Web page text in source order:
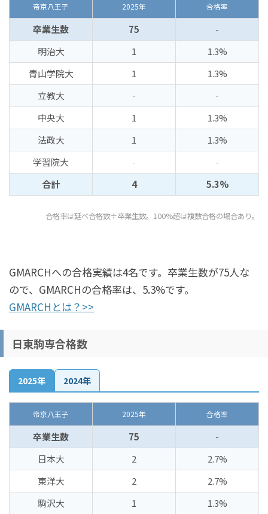
帝京八王子 2025年 合格率
卒業生数 75
-
明治大
1
1.3%
青山学院大
1
1.3%
立教大
-
-
中央大
1
1.3%
法政大
1
1.3%
学習院大
-
-
合計
4 5.3%
合格率は延べ合格数÷卒業生数。100%超は複数合格の場合あり。
GMARCHへの合格実績は4名です。卒業生数が75人な
ので、GMARCHの合格率は、5.3%です。
GMARCHとは？>>
日東駒専合格数
2025年 2024年
帝京八王子 2025年 合格率
卒業生数 75
-
日本大
2
2.7%
東洋大
2
2.7%
駒沢大
1
1.3%